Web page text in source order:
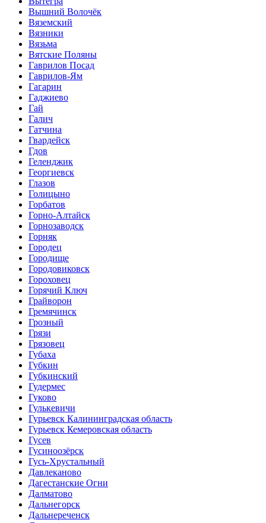
Вышний Волочёк
Вяземский
Вязники
Вязьма
Вятские Поляны
Гаврилов Посад
Гаврилов-Ям
Гагарин
Гаджиево
Гай
Галич
Гатчина
Гвардейск
Гдов
Геленджик
Георгиевск
Глазов
Голицыно
Горбатов
Горно-Алтайск
Горнозаводск
Горняк
Городец
Городище
Городовиковск
Гороховец
Горячий Ключ
Грайворон
Гремячинск
Грозный
Грязи
Грязовец
Губаха
Губкин
Губкинский
Гудермес
Гуково
Гулькевичи
Гурьевск Калининградская область
Гурьевск Кемеровская область
Гусев
Гусиноозёрск
Гусь-Хрустальный
Давлеканово
Дагестанские Огни
Далматово
Дальнегорск
Дальнереченск